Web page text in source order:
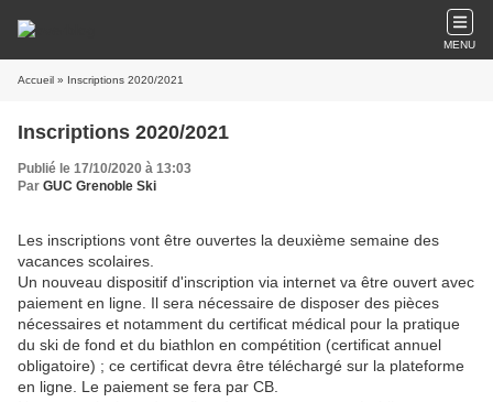
MENU
Accueil » Inscriptions 2020/2021
Inscriptions 2020/2021
Publié le 17/10/2020 à 13:03
Par GUC Grenoble Ski
Les inscriptions vont être ouvertes la deuxième semaine des
vacances scolaires.
Un nouveau dispositif d'inscription via internet va être ouvert avec
paiement en ligne. Il sera nécessaire de disposer des pièces
nécessaires et notamment du certificat médical pour la pratique
du ski de fond et du biathlon en compétition (certificat annuel
obligatoire) ; ce certificat devra être téléchargé sur la plateforme
en ligne. Le paiement se fera par CB.